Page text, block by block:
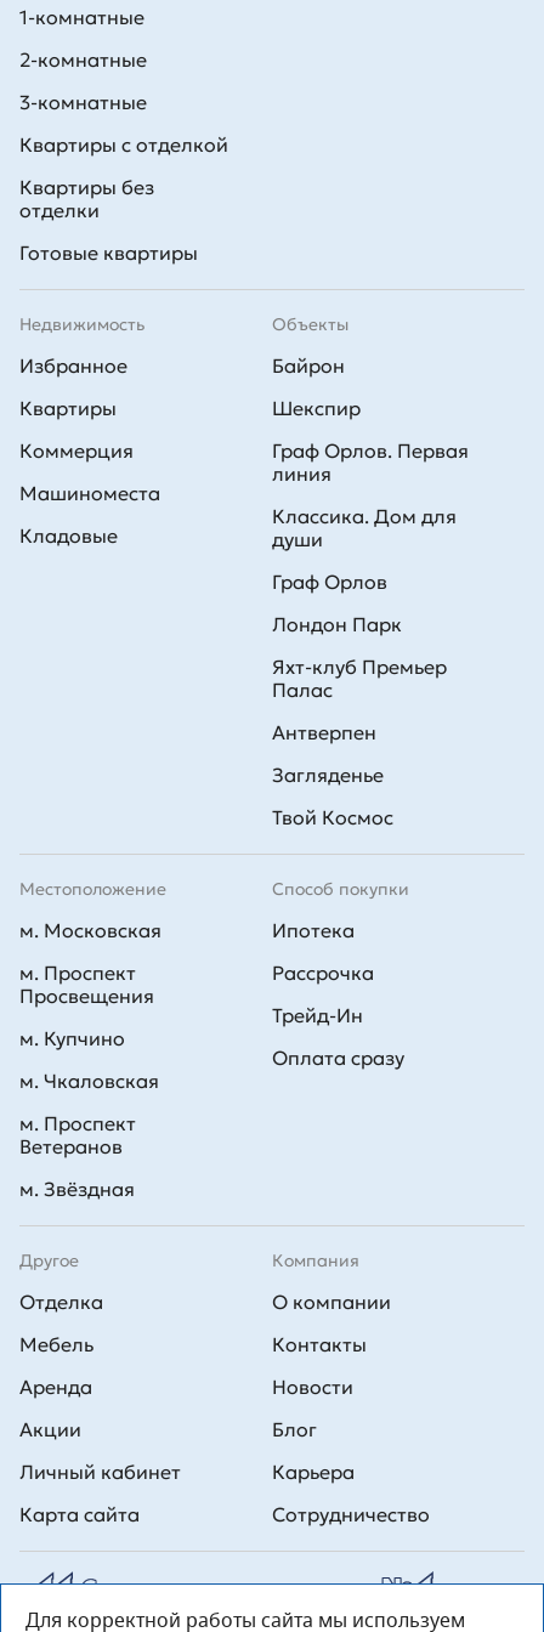
садов;
• ценящим свое время и удобную транспортную развязку;
• тем, кто стремится жить в спокойном зеленом районе недалеко
предложениях, свяжитесь с менеджерами отдела продаж по тел.
1-комнатные
2-комнатные
3-комнатные
Квартиры с отделкой
Квартиры без
отделки
Готовые квартиры
Недвижимость
Избранное
Квартиры
Коммерция
Машиноместа
Кладовые
Способ покупки
Ипотека
Рассрочка
Трейд-Ин
Оплата сразу
Объекты
Байрон
Шекспир
Граф Орлов. Первая
линия
Классика. Дом для
души
Граф Орлов
Лондон Парк
Яхт-клуб Премьер
Палас
Антверпен
Загляденье
Твой Космос
Другое
Отделка
Мебель
Аренда
Акции
Личный кабинет
Карта сайта
Компания
О компании
Контакты
Новости
Блог
Карьера
Сотрудничество
Местоположение
м. Московская
м. Проспект
Просвещения
м. Купчино
м. Чкаловская
м. Проспект
Ветеранов
м. Звёздная
Для корректной работы сайта мы используем